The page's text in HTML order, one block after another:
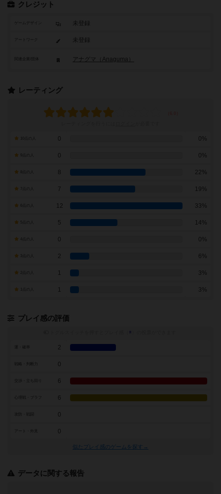
クレジット
ゲームデザイン 未登録
アートワーク 未登録
アナグマ（Anaguma）
レーティング
0 0%
0 0%
8 22%
7点の人 7 19%
12 33%
5 14%
0 0%
2 6%
1 3%
1 3%
プレイ感の評価
※
2
戦略・判断力 0
6
6
0
アート・外見 0
似たプレイ感のゲームを探す→
データに関する報告